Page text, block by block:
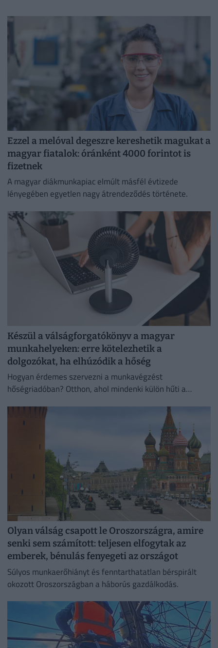
Ezzel a melóval degeszre kereshetik magukat a
magyar fiatalok: óránként 4000 forintot is
fizetnek
A magyar diákmunkapiac elmúlt másfél évtizede
lényegében egyetlen nagy átrendeződés története.
Készül a válságforgatókönyv a magyar
munkahelyeken: erre kötelezhetik a
dolgozókat, ha elhúzódik a hőség
Hogyan érdemes szervezni a munkavégzést
hőségriadóban? Otthon, ahol mindenki külön hűti a
irodaházban, ahol a hűtés központilag működik.
Olyan válság csapott le Oroszországra, amire
senki sem számított: teljesen elfogytak az
emberek, bénulás fenyegeti az országot
Súlyos munkaerőhiányt és fenntarthatatlan bérspirált
okozott Oroszországban a háborús gazdálkodás.